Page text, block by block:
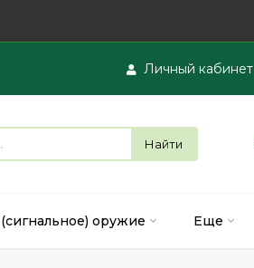
Личный кабинет
Вход
Регистрация
Найти
оружие Еще